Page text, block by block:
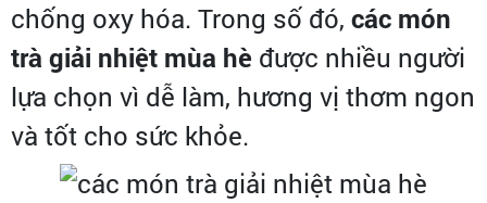
chống oxy hóa. Trong số đó, các món
trà giải nhiệt mùa hè được nhiều người
lựa chọn vì dễ làm, hương vị thơm ngon
và tốt cho sức khỏe.